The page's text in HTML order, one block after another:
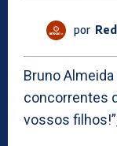
por
Bruno
concorrentes
vossos